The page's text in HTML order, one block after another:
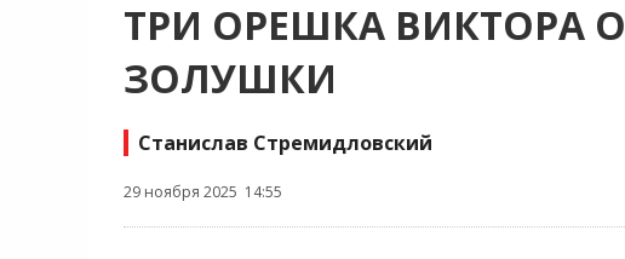
ТРИ ОРЕШКА ВИКТОРА
ЗОЛУШКИ
Станислав Стремидловский
29 ноября 2025 14:55